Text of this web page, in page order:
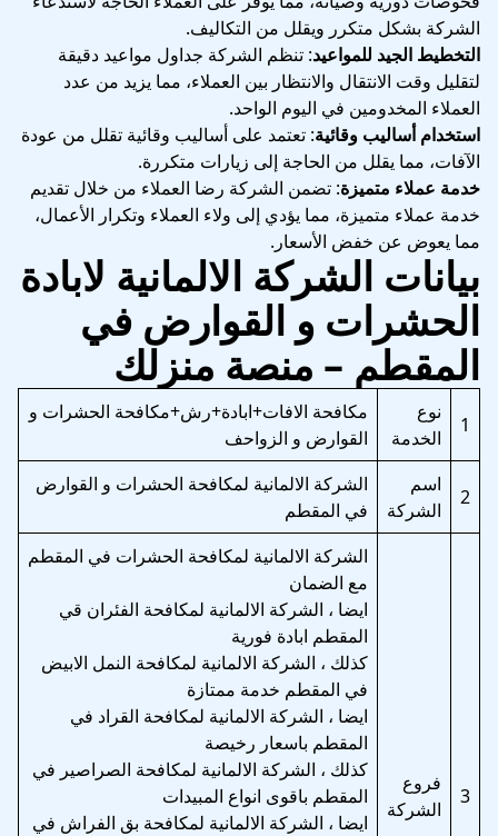
الشركة بشكل متكرر ويقلل من التكاليف.
التخطيط الجيد للمواعيد: تنظم الشركة جداول مواعيد دقيقة
لتقليل وقت الانتقال والانتظار بين العملاء، مما يزيد من عدد
العملاء المخدومين في اليوم الواحد.
استخدام أساليب وقائية: تعتمد على أساليب وقائية تقلل من عودة
الآفات، مما يقلل من الحاجة إلى زيارات متكررة.
خدمة عملاء متميزة: تضمن الشركة رضا العملاء من خلال تقديم
خدمة عملاء متميزة، مما يؤدي إلى ولاء العملاء وتكرار الأعمال،
مما يعوض عن خفض الأسعار.
بيانات الشركة الالمانية لابادة
الحشرات و القوارض في
المقطم – منصة منزلك
1
نوع
الخدمة
مكافحة الافات+ابادة+رش+مكافحة الحشرات و
القوارض و الزواحف
2
اسم
الشركة
الشركة الالمانية لمكافحة الحشرات و القوارض
في المقطم
3
فروع
الشركة
الشركة الالمانية لمكافحة الحشرات في المقطم
مع الضمان
ايضا ، الشركة الالمانية لمكافحة الفئران قي
المقطم ابادة فورية
كذلك ، الشركة الالمانية لمكافحة النمل الابيض
في المقطم خدمة ممتازة
ايضا ، الشركة الالمانية لمكافحة القراد في
المقطم باسعار رخيصة
كذلك ، الشركة الالمانية لمكافحة الصراصير في
المقطم باقوى انواع المبيدات
ايضا ، الشركة الالمانية لمكافحة بق الفراش في